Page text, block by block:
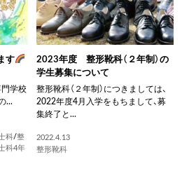
す
学校
...
科/整
科4年
2023年度 整形靴科（２年制）の
学生募集について
整形靴科（２年制）につきましては、
2022年度4月入学をもちまして、募
集終了と...
2022.4.13
整形靴科